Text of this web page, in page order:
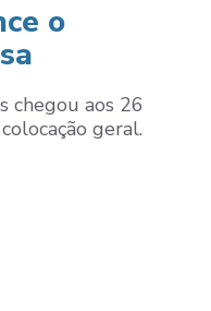
o
chegou aos 26
geral.